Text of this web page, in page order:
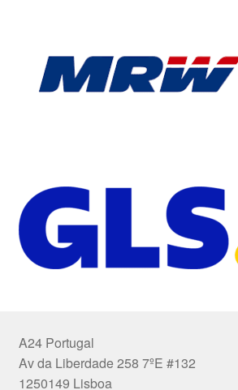
A24 Portugal
Av da Liberdade 258 7ºE #132
1250149 Lisboa